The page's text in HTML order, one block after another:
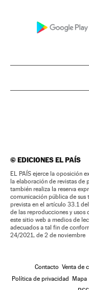
©EDICIONES EL PAÍS
EL PAÍS ejerce la oposición
la elaboración de revistas de
también realiza la reserva
comunicación pública de sus
prevista en el artículo 33.1
de las reproducciones y usos
este sitio web a medios de
adecuados a tal fin de
24/2021, de 2 de noviembre
Contacto Venta de
Política de privacidad
Mapa